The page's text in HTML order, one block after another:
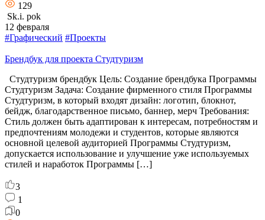
129
Sk.i. pok
12 февраля
#Графический #Проекты
Брендбук для проекта Студтуризм
Студтуризм брендбук Цель: Создание брендбука Программы
Студтуризм Задача: Создание фирменного стиля Программы
Студтуризм, в который входят дизайн: логотип, блокнот,
бейдж, благодарственное письмо, баннер, мерч Требования:
Стиль должен быть адаптирован к интересам, потребностям и
предпочтениям молодежи и студентов, которые являются
основной целевой аудиторией Программы Студтуризм,
допускается использование и улучшение уже используемых
стилей и наработок Программы […]
3
1
0